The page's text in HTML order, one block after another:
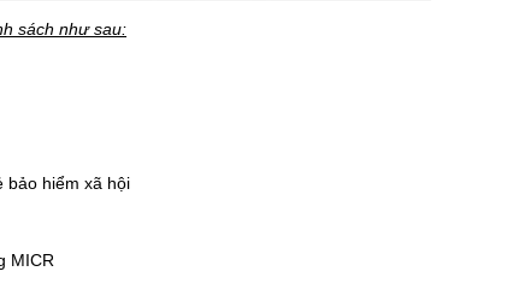
sách như sau:
bảo hiểm xã hội
MICR